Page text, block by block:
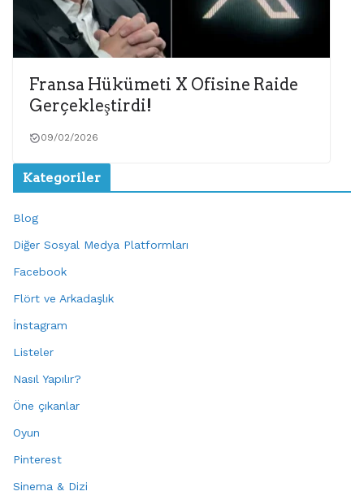
Fransa Hükümeti X Ofisine Raide
Gerçekleştirdi!
09/02/2026
Kategoriler
Blog
Diğer Sosyal Medya Platformları
Facebook
Flört ve Arkadaşlık
İnstagram
Listeler
Nasıl Yapılır?
Öne çıkanlar
Oyun
Pinterest
Sinema & Dizi